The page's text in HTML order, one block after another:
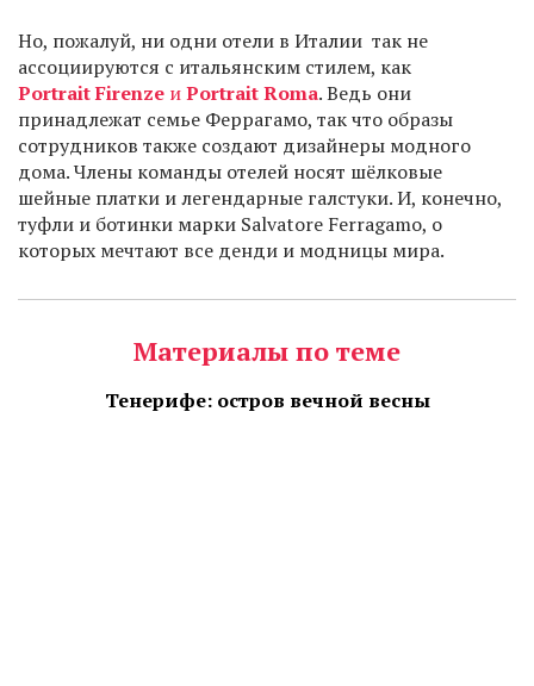
Но, пожалуй, ни одни отели в Италии так не
ассоциируются с итальянским стилем, как
Portrait Firenze иPortrait Roma. Ведь они
принадлежат семье Феррагамо, так что образы
сотрудников также создают дизайнеры модного
дома. Члены команды отелей носят шёлковые
шейные платки и легендарные галстуки. И, конечно,
туфли и ботинки марки Salvatore Ferragamo, о
которых мечтают все денди и модницы мира.
Материалы по теме
Тенерифе: остров вечной весны